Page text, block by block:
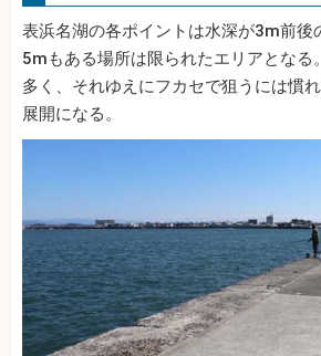
表浜名湖の各ポイントは水深が3m前後
5mもある場所は限られたエリアとなる
多く、それゆえにフカセで狙うには慣
展開になる。